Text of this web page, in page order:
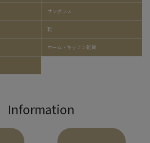
サングラス
靴
ホーム・キッチン雑貨
Information